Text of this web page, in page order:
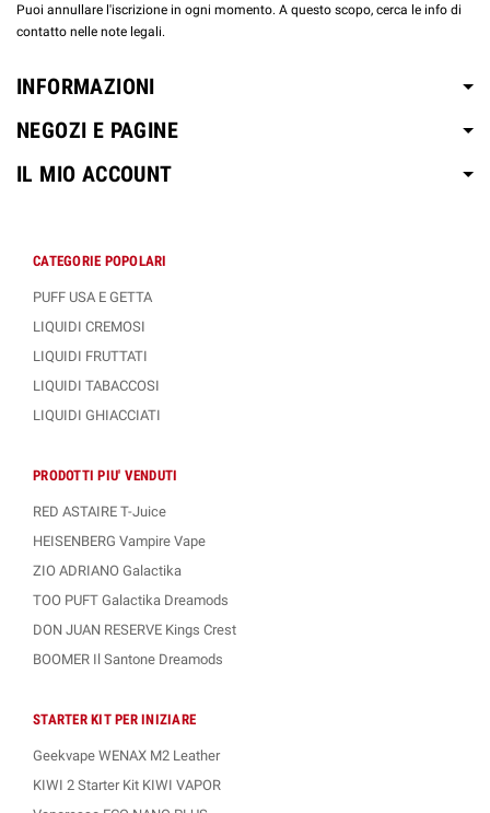
Puoi annullare l'iscrizione in ogni momento. A questo scopo, cerca le info di
contatto nelle note legali.
INFORMAZIONI
NEGOZI E PAGINE
IL MIO ACCOUNT
CATEGORIE POPOLARI
PUFF USA E GETTA
LIQUIDI CREMOSI
LIQUIDI FRUTTATI
LIQUIDI TABACCOSI
LIQUIDI GHIACCIATI
PRODOTTI PIU' VENDUTI
RED ASTAIRE T-Juice
HEISENBERG Vampire Vape
ZIO ADRIANO Galactika
TOO PUFT Galactika Dreamods
DON JUAN RESERVE Kings Crest
BOOMER Il Santone Dreamods
STARTER KIT PER INIZIARE
Geekvape WENAX M2 Leather
KIWI 2 Starter Kit KIWI VAPOR